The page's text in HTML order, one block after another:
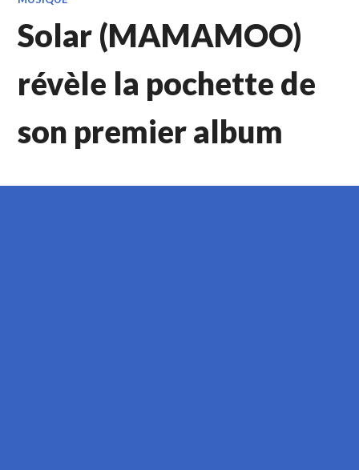
Solar (MAMAMOO)
révèle la pochette de
son premier album